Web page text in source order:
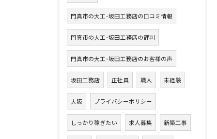
門真市の大工･坂田工務店の口コミ情報
門真市の大工･坂田工務店の評判
門真市の大工･坂田工務店のお客様の声
坂田工務店 正社員 職人 未経験
大阪 プライバシーポリシー
しっかり稼ぎたい 求人募集 新築工事